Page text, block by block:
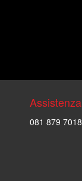
Assistenza
081 879 7018